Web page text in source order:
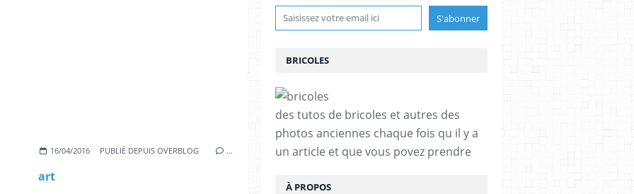
16/04/2016 PUBLIÉ DEPUIS OVERBLOG …
art
BRICOLES
des tutos de bricoles et autres des
photos anciennes chaque fois qu il y a
un article et que vous povez prendre
À PROPOS